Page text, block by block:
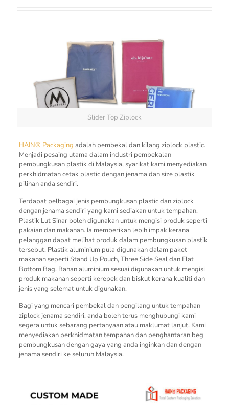
Slider Top Ziplock
HAIN® Packaging adalah pembekal dan kilang ziplock plastic.
Menjadi pesaing utama dalam industri pembekalan
pembungkusan plastik di Malaysia, syarikat kami menyediakan
perkhidmatan cetak plastic dengan jenama dan size plastik
pilihan anda sendiri.
Terdapat pelbagai jenis pembungkusan plastic dan ziplock
dengan jenama sendiri yang kami sediakan untuk tempahan.
Plastik Lut Sinar boleh digunakan untuk mengisi produk seperti
pakaian dan makanan. Ia memberikan lebih impak kerana
pelanggan dapat melihat produk dalam pembungkusan plastik
tersebut. Plastik aluminium pula digunakan dalam paket
makanan seperti Stand Up Pouch, Three Side Seal dan Flat
Bottom Bag. Bahan aluminium sesuai digunakan untuk mengisi
produk makanan seperti kerepek dan biskut kerana kualiti dan
jenis yang selemat untuk digunakan.
Bagi yang mencari pembekal dan pengilang untuk tempahan
ziplock jenama sendiri, anda boleh terus menghubungi kami
segera untuk sebarang pertanyaan atau maklumat lanjut. Kami
menyediakan perkhidmatan tempahan dan penghantaran beg
pembungkusan dengan gaya yang anda inginkan dan dengan
jenama sendiri ke seluruh Malaysia.